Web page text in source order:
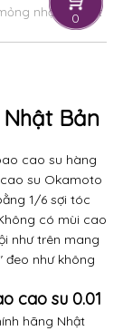
0
nhật bản tốt
Nhật Bản
cao su hàng
su Okamoto
1/6 sợi tóc
có mùi cao
như trên mang
đeo như không
cao su 0.01
hãng Nhật